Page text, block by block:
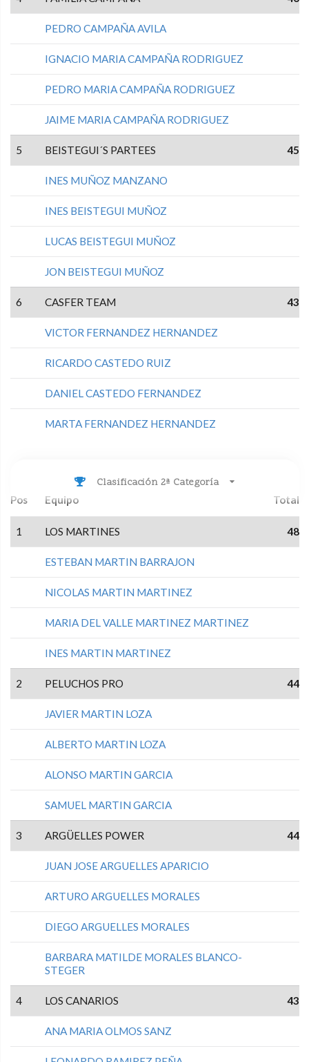
PEDRO CAMPAÑA AVILA
IGNACIO MARIA CAMPAÑA RODRIGUEZ
PEDRO MARIA CAMPAÑA RODRIGUEZ
JAIME MARIA CAMPAÑA RODRIGUEZ
5 BEISTEGUI´S PARTEES 45
INES MUÑOZ MANZANO
INES BEISTEGUI MUÑOZ
LUCAS BEISTEGUI MUÑOZ
JON BEISTEGUI MUÑOZ
6 CASFER TEAM 43
VICTOR FERNANDEZ HERNANDEZ
RICARDO CASTEDO RUIZ
DANIEL CASTEDO FERNANDEZ
MARTA FERNANDEZ HERNANDEZ
Clasificación 2ª Categoría
Pos Equipo Total
1 LOS MARTINES 48
ESTEBAN MARTIN BARRAJON
NICOLAS MARTIN MARTINEZ
MARIA DEL VALLE MARTINEZ MARTINEZ
INES MARTIN MARTINEZ
2 PELUCHOS PRO 44
JAVIER MARTIN LOZA
ALBERTO MARTIN LOZA
ALONSO MARTIN GARCIA
SAMUEL MARTIN GARCIA
3 ARGÜELLES POWER 44
JUAN JOSE ARGUELLES APARICIO
ARTURO ARGUELLES MORALES
DIEGO ARGUELLES MORALES
BARBARA MATILDE MORALES BLANCO-
STEGER
4 LOS CANARIOS 43
ANA MARIA OLMOS SANZ